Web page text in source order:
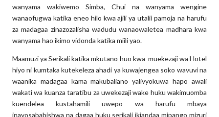
wanyama wakiwemo Simba, Chui na wanyama wengine
wanaofugwa katika eneo hilo kwa ajili ya utalii pamoja na harufu
za madagaa zinazozalisha wadudu wanaowaletea madhara kwa
wanyama hao ikimo vidonda katika miili yao.
Maamuzi ya Serikali katika mkutano huo kwa muekezaji wa Hotel
hiyo ni kumtaka kutekeleza ahadi ya kuwajengea soko wavuvi na
waanika madagaa kama makubaliano yalivyokuwa hapo awali
wakati wa kuanza taratibu za uwekezaji wake huku wakimuomba
kuendelea kustahamili uwepo wa harufu mbaya
inayosababishwa na dagaa huku serikali ikiandaa mipango mizuri